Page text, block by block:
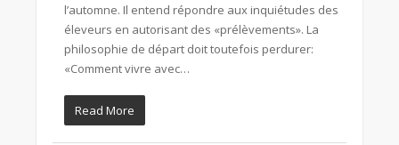
l’automne. Il entend répondre aux inquiétudes des
éleveurs en autorisant des «prélèvements». La
philosophie de départ doit toutefois perdurer:
«Comment vivre avec…
Read More